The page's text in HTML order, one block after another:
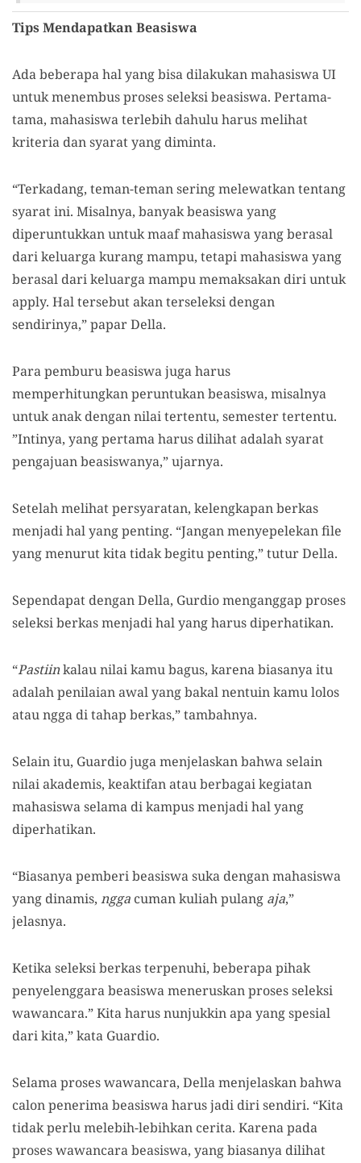
Tips Mendapatkan Beasiswa
Ada beberapa hal yang bisa dilakukan mahasiswa UI
untuk menembus proses seleksi beasiswa. Pertama-
tama, mahasiswa terlebih dahulu harus melihat
kriteria dan syarat yang diminta.
“Terkadang, teman-teman sering melewatkan tentang
syarat ini. Misalnya, banyak beasiswa yang
diperuntukkan untuk maaf mahasiswa yang berasal
dari keluarga kurang mampu, tetapi mahasiswa yang
berasal dari keluarga mampu memaksakan diri untuk
apply. Hal tersebut akan terseleksi dengan
sendirinya,” papar Della.
Para pemburu beasiswa juga harus
memperhitungkan peruntukan beasiswa, misalnya
untuk anak dengan nilai tertentu, semester tertentu.
”Intinya, yang pertama harus dilihat adalah syarat
pengajuan beasiswanya,” ujarnya.
Setelah melihat persyaratan, kelengkapan berkas
menjadi hal yang penting. “Jangan menyepelekan file
yang menurut kita tidak begitu penting,” tutur Della.
Sependapat dengan Della, Gurdio menganggap proses
seleksi berkas menjadi hal yang harus diperhatikan.
“Pastiinkalau nilai kamu bagus, karena biasanya itu
adalah penilaian awal yang bakal nentuin kamu lolos
atau ngga di tahap berkas,” tambahnya.
Selain itu, Guardio juga menjelaskan bahwa selain
nilai akademis, keaktifan atau berbagai kegiatan
mahasiswa selama di kampus menjadi hal yang
diperhatikan.
“Biasanya pemberi beasiswa suka dengan mahasiswa
yang dinamis, ngga cuman kuliah pulang aja,”
jelasnya.
Ketika seleksi berkas terpenuhi, beberapa pihak
penyelenggara beasiswa meneruskan proses seleksi
wawancara.” Kita harus nunjukkin apa yang spesial
dari kita,” kata Guardio.
Selama proses wawancara, Della menjelaskan bahwa
calon penerima beasiswa harus jadi diri sendiri. “Kita
tidak perlu melebih-lebihkan cerita. Karena pada
proses wawancara beasiswa, yang biasanya dilihat